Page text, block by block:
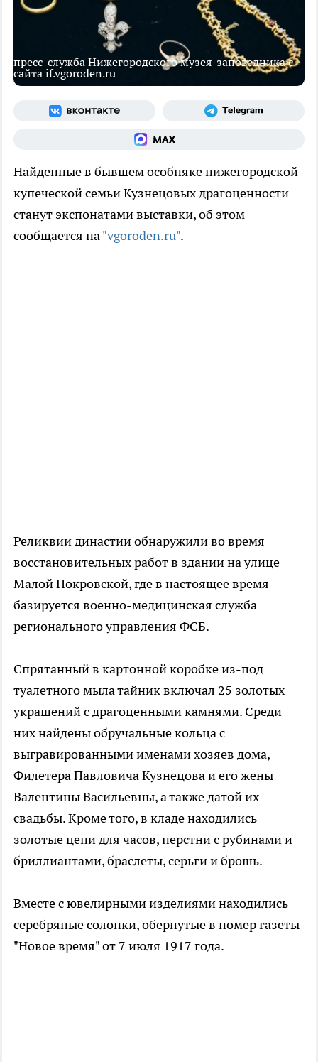
пресс-служба Нижегородского музея-заповедника с
сайта if.vgoroden.ru
Найденные в бывшем особняке нижегородской
купеческой семьи Кузнецовых драгоценности
станут экспонатами выставки, об этом
сообщается на"vgoroden.ru".
Реликвии династии обнаружили во время
восстановительных работ в здании на улице
Малой Покровской, где в настоящее время
базируется военно-медицинская служба
регионального управления ФСБ.
Спрятанный в картонной коробке из-под
туалетного мыла тайник включал 25 золотых
украшений с драгоценными камнями. Среди
них найдены обручальные кольца с
выгравированными именами хозяев дома,
Филетера Павловича Кузнецова и его жены
Валентины Васильевны, а также датой их
свадьбы. Кроме того, в кладе находились
золотые цепи для часов, перстни с рубинами и
бриллиантами, браслеты, серьги и брошь.
Вместе с ювелирными изделиями находились
серебряные солонки, обернутые в номер газеты
"Новое время" от 7 июля 1917 года.